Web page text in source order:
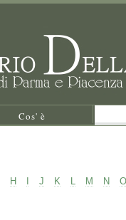
Cos' è
H J K L M N O